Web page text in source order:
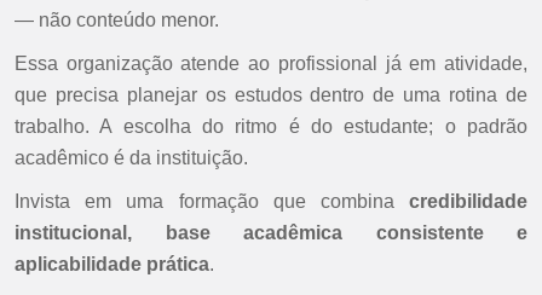
— não conteúdo menor.
Essa organização atende ao profissional já em atividade,
que precisa planejar os estudos dentro de uma rotina de
trabalho. A escolha do ritmo é do estudante; o padrão
acadêmico é da instituição.
Invista em uma formação que combina credibilidade
institucional, base acadêmica consistente e
aplicabilidade prática.